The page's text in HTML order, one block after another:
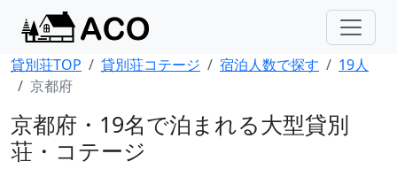
貸別荘TOP 貸別荘コテージ 宿泊人数で探す
19人
京都府
京都府・19名で泊まれる大型貸別
荘・コテージ